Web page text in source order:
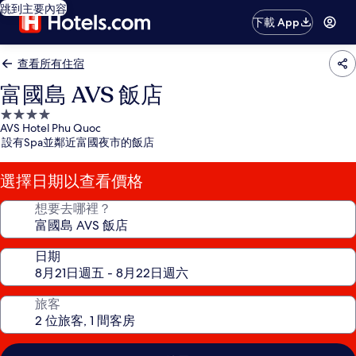
跳到主要內容
下載 App
查看所有住宿
富國島 AVS 飯店
4.0
星
級
住
宿
AVS Hotel Phu Quoc
設有Spa並鄰近富國夜市的飯店
選擇日期以查看價格
想要去哪裡？
日期
旅客